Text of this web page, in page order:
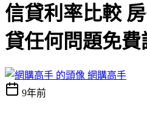
信貸利率比較
貸任何問題免
網購高手
9年前